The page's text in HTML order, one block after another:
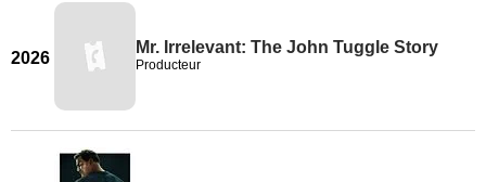
2026
Mr. Irrelevant: The John Tuggle Story
Producteur